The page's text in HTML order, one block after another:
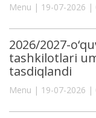
Menu | 19-07-2026 |
2026/2027-
tashkilotlari
tasdiqlandi
Menu | 19-07-2026 |